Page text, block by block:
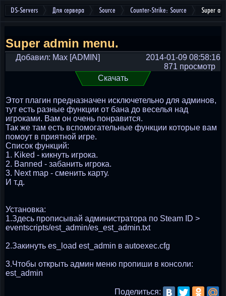
DS-Servers Для сервера Source Counter-Strike: Source Super
Super admin menu.
Добавил: Max [ADMIN]
2014-01-09 08:58:16
871 просмотр
Скачать
Этот плагин предназначен исключетельно для админов,
тут есть разные функции от бана до веселья над
игроками. Вам он очень понравится.
Так же там есть вспомогательные функции которые вам
помоут в приятной игре.
Список функций:
1. Kiked - кикнуть игрока.
2. Banned - забанить игрока.
3. Next map - сменить карту.
И т.д.
Установка:
1.Здесь прописывай администратора по Steam ID >
eventscripts/est_admin/es_est_admin.txt
2.Закинуть es_load est_admin в autoexec.cfg
3.Чтобы открыть админ меню пропиши в консоли:
est_admin
Поделиться: